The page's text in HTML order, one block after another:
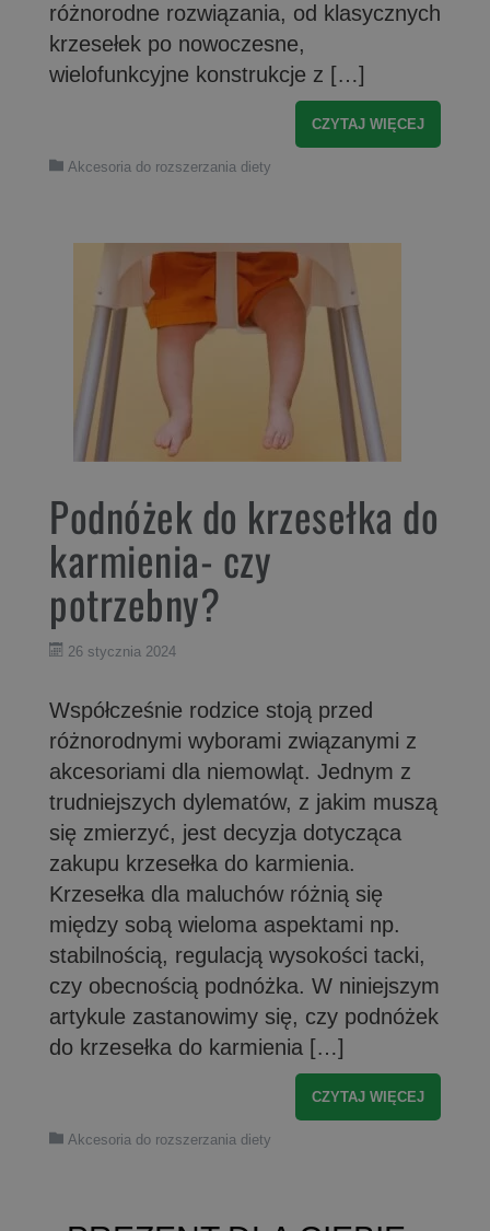
różnorodne rozwiązania, od klasycznych
krzesełek po nowoczesne,
wielofunkcyjne konstrukcje z […]
CZYTAJ WIĘCEJ
Akcesoria do rozszerzania diety
Podnóżek do krzesełka do
karmienia- czy
potrzebny?
26 stycznia 2024
Współcześnie rodzice stoją przed
różnorodnymi wyborami związanymi z
akcesoriami dla niemowląt. Jednym z
trudniejszych dylematów, z jakim muszą
się zmierzyć, jest decyzja dotycząca
zakupu krzesełka do karmienia.
Krzesełka dla maluchów różnią się
między sobą wieloma aspektami np.
stabilnością, regulacją wysokości tacki,
czy obecnością podnóżka. W niniejszym
artykule zastanowimy się, czy podnóżek
do krzesełka do karmienia […]
CZYTAJ WIĘCEJ
Akcesoria do rozszerzania diety